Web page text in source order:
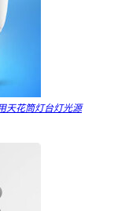
天花筒灯台灯光源